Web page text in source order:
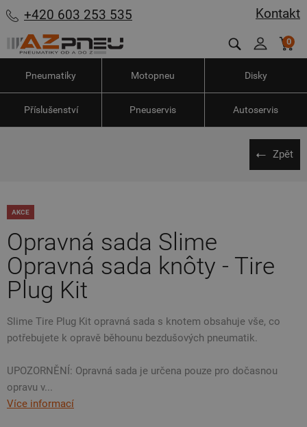
Kontakt
+420 603 253 535
0
Pneumatiky Motopneu Disky
Příslušenství Pneuservis Autoservis
Zpět
AKCE
Opravná sada Slime
Opravná sada knôty - Tire
Plug Kit
Slime Tire Plug Kit opravná sada s knotem obsahuje vše, co
potřebujete k opravě běhounu bezdušových pneumatik.
UPOZORNĚNÍ: Opravná sada je určena pouze pro dočasnou
opravu v...
Více informací